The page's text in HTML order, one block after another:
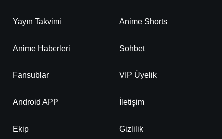
Yayın Takvimi Anime Shorts
Anime Haberleri Sohbet
Fansublar VIP Üyelik
Android APP İletişim
Ekip Gizlilik